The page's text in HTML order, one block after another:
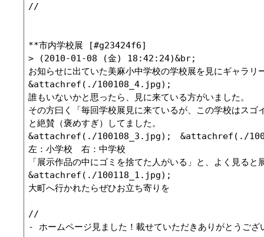
//
**市内学校展 [#g23424f6]
> (2010-01-08 (金) 18:42:24)&br;
お知らせに出ていた美麻小中学校の学校展を見にギャラリ
&attachref(./100108_4.jpg);
誰もいないかと思ったら、見に来ている方がいました。
その方曰く「毎回学校展見に来ているが、この学校はス
と絶賛（褒めすぎ）してました。
&attachref(./100108_3.jpg);　&attachref(./
左：小学校　右：中学校
「展示作品の中にゴミを捨てた人がいる」と、よく見ると
&attachref(./100118_1.jpg);
大町へ行かれたらぜひお立ち寄りを
//
- ホームページ見ました！載せていただきありがとう